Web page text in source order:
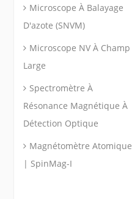
Microscope À Balayage
D'azote (SNVM)
Microscope NV À Champ
Large
Spectromètre À
Résonance Magnétique À
Détection Optique
Magnétomètre Atomique
| SpinMag-I